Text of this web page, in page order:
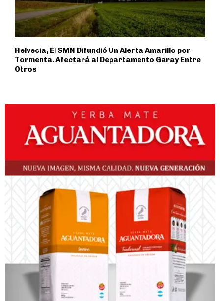
Helvecia, El SMN Difundió Un Alerta Amarillo por
Tormenta. Afectará al Departamento Garay Entre
Otros